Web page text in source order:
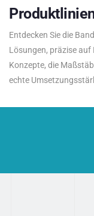
Entdecken Sie die
Lösungen, präzise
Konzepte, die
echte